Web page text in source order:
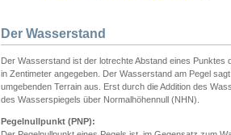
Der Wasserstand
Der Wasserstand ist der lotrechte Abstand eines Punktes
in Zentimeter angegeben. Der Wasserstand am Pegel
umgebenden Terrain aus. Erst durch die Addition des
des Wasserspiegels über Normalhöhennull (NHN).
Pegelnullpunkt (PNP):